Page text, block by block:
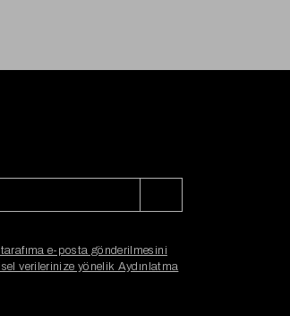
e-posta gönderilmesini
verilerinize yönelik Aydınlatma